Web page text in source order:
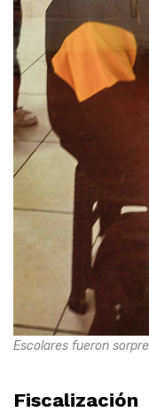
Escolares fueron
Fiscalización